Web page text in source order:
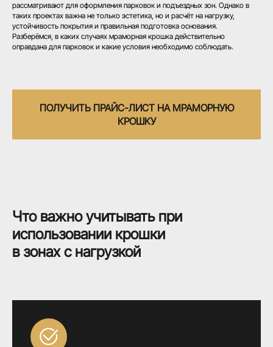
рассматривают для оформления парковок и подъездных зон. Однако в
таких проектах важна не только эстетика, но и расчёт на нагрузку,
устойчивость покрытия и правильная подготовка основания.
Разберёмся, в каких случаях мраморная крошка действительно
оправдана для парковок и какие условия необходимо соблюдать.
ПОЛУЧИТЬ ПРАЙС-ЛИСТ НА МРАМОРНУЮ
КРОШКУ
Что важно учитывать при
использовании крошки
в зонах с нагрузкой